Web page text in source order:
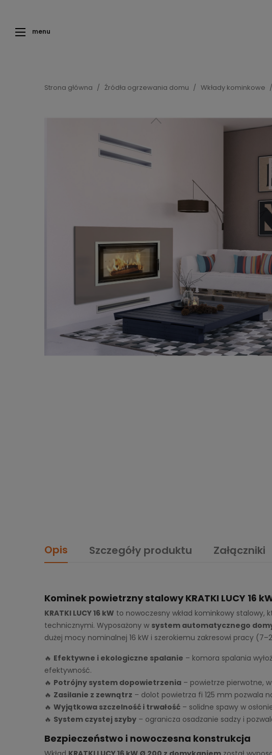
menu
Strona główna Źródła ogrzewania domu Wkłady kominkowe
Opis Szczegóły produktu Załączniki
Kominek powietrzny stalowy KRATKI LUCY 16
KRATKI LUCY 16 kW to nowoczesny wkład kominkowy stalowy,
technicznymi. Wyposażony w system automatycznego
dużej mocy nominalnej 16 kW i szerokiemu zakresowi pracy
🔥 Efektywne i ekologiczne spalanie – komora spalania
efektywność.
🔥 Potrójny system dopowietrzenia – powietrze pierwotne,
🔥 Zasilanie z zewnątrz – dolot powietrza fi 125 mm pozwala
🔥 Wyjątkowa szczelność i trwałość – solidne spawy w
🔥 System czystej szyby – ogranicza osadzanie sadzy i
Bezpieczeństwo i nowoczesna konstrukcja